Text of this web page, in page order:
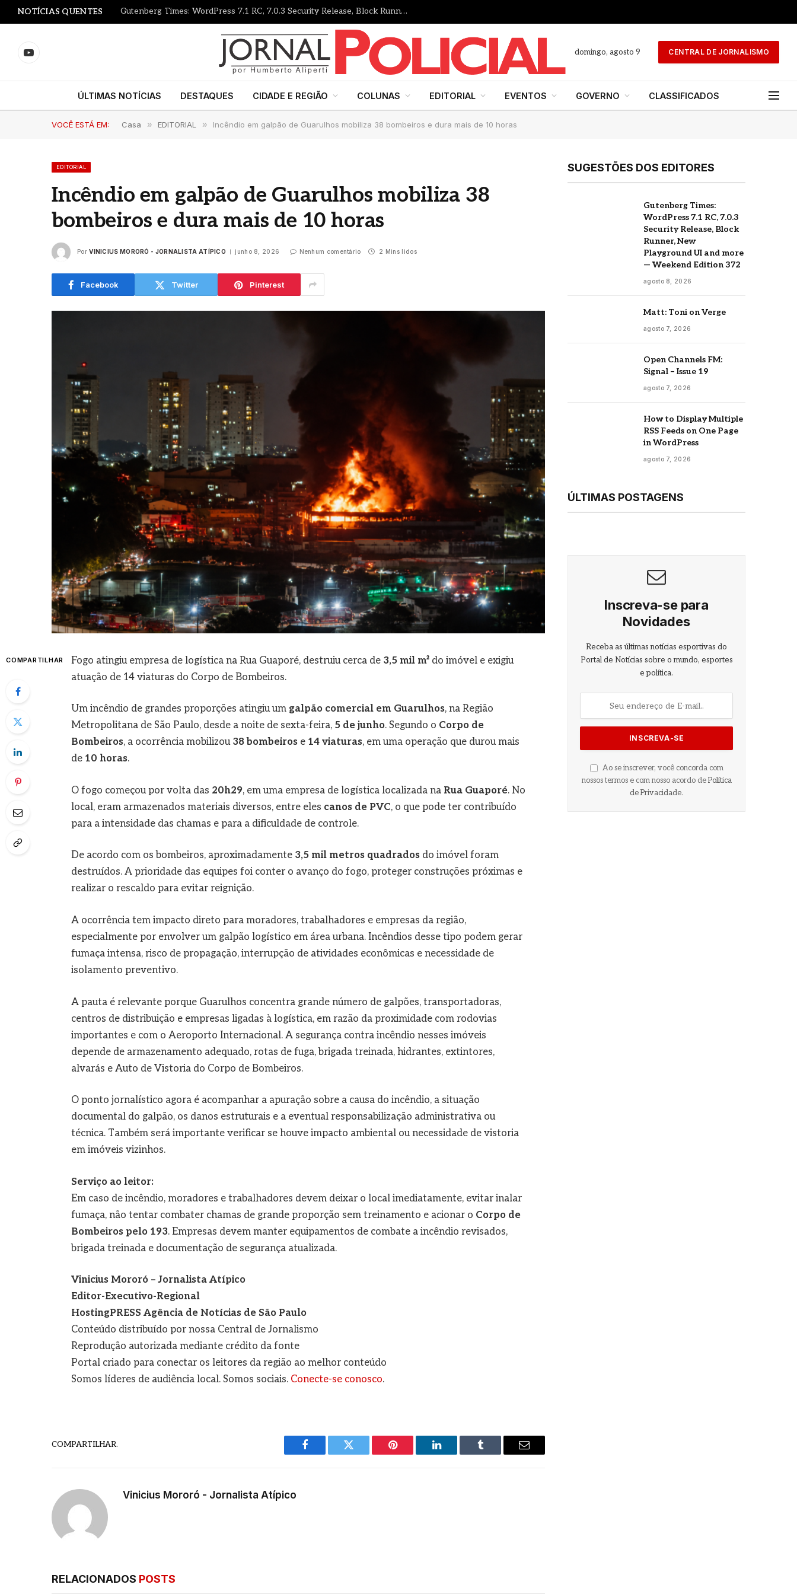
NOTÍCIAS QUENTES Gutenberg Times: WordPress 7.1 RC, 7.0.3 Security Release, Block Runner, New Playground UI and more — Weekend Edition 372
YouTube
domingo, agosto 9 CENTRAL DE JORNALISMO
ÚLTIMAS NOTÍCIAS DESTAQUES CIDADE E REGIÃO COLUNAS EDITORIAL EVENTOS GOVERNO CLASSIFICADOS
VOCÊ ESTÁ EM: Casa » EDITORIAL » Incêndio em galpão de Guarulhos mobiliza 38 bombeiros e dura mais de 10 horas
EDITORIAL
Incêndio em galpão de Guarulhos mobiliza 38
bombeiros e dura mais de 10 horas
Por VINICIUS MORORÓ - JORNALISTA ATÍPICO junho 8, 2026 Nenhum comentário 2 Mins lidos
Facebook Twitter Pinterest
COMPARTILHAR Fogo atingiu empresa de logística na Rua Guaporé, destruiu cerca de 3,5 mil m²do imóvel e exigiu
atuação de 14 viaturas do Corpo de Bombeiros.
Um incêndio de grandes proporções atingiu um galpão comercial em Guarulhos, na Região
Metropolitana de São Paulo, desde a noite de sexta-feira, 5 de junho. Segundo o Corpo de
Bombeiros, a ocorrência mobilizou 38 bombeirose 14 viaturas, em uma operação que durou mais
de 10 horas.
O fogo começou por volta das 20h29, em uma empresa de logística localizada na Rua Guaporé. No
local, eram armazenados materiais diversos, entre eles canos de PVC, o que pode ter contribuído
para a intensidade das chamas e para a dificuldade de controle.
De acordo com os bombeiros, aproximadamente 3,5 mil metros quadradosdo imóvel foram
destruídos. A prioridade das equipes foi conter o avanço do fogo, proteger construções próximas e
realizar o rescaldo para evitar reignição.
A ocorrência tem impacto direto para moradores, trabalhadores e empresas da região,
especialmente por envolver um galpão logístico em área urbana. Incêndios desse tipo podem gerar
fumaça intensa, risco de propagação, interrupção de atividades econômicas e necessidade de
isolamento preventivo.
A pauta é relevante porque Guarulhos concentra grande número de galpões, transportadoras,
centros de distribuição e empresas ligadas à logística, em razão da proximidade com rodovias
importantes e com o Aeroporto Internacional. A segurança contra incêndio nesses imóveis
depende de armazenamento adequado, rotas de fuga, brigada treinada, hidrantes, extintores,
alvarás e Auto de Vistoria do Corpo de Bombeiros.
O ponto jornalístico agora é acompanhar a apuração sobre a causa do incêndio, a situação
documental do galpão, os danos estruturais e a eventual responsabilização administrativa ou
técnica. Também será importante verificar se houve impacto ambiental ou necessidade de vistoria
em imóveis vizinhos.
Serviço ao leitor:
Em caso de incêndio, moradores e trabalhadores devem deixar o local imediatamente, evitar inalar
fumaça, não tentar combater chamas de grande proporção sem treinamento e acionar o Corpo de
Bombeiros pelo 193. Empresas devem manter equipamentos de combate a incêndio revisados,
brigada treinada e documentação de segurança atualizada.
Vinicius Mororó – Jornalista Atípico
Editor-Executivo-Regional
HostingPRESS Agência de Notícias de São Paulo
Conteúdo distribuído por nossa Central de Jornalismo
Reprodução autorizada mediante crédito da fonte
Portal criado para conectar os leitores da região ao melhor conteúdo
Somos líderes de audiência local. Somos sociais. Conecte-se conosco.
COMPARTILHAR.
Facebook Twitter Pinterest LinkedIn Tumblr
E-
Vinicius Mororó - Jornalista Atípico
RELACIONADOS POSTS
SUGESTÕES DOS EDITORES
Gutenberg Times:
WordPress 7.1 RC, 7.0.3
Security Release, Block
Runner, New
Playground UI and more
— Weekend Edition 372
agosto 8, 2026
Matt: Toni on Verge
agosto 7, 2026
Open Channels FM:
Signal – Issue 19
agosto 7, 2026
How to Display Multiple
RSS Feeds on One Page
in WordPress
agosto 7, 2026
ÚLTIMAS POSTAGENS
Inscreva-se para
Novidades
Receba as últimas notícias esportivas do
Portal de Notícias sobre o mundo, esportes
e política.
Ao se inscrever, você concorda com
nossos termos e com nosso acordo de Política
de Privacidade.